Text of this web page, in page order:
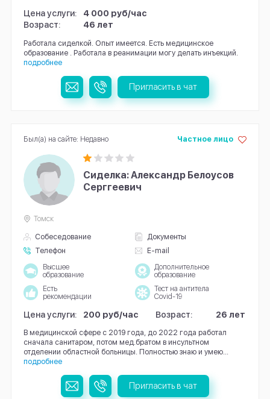
Цена услуги:
4 000 руб/час
Возраст:
46 лет
Работала сиделкой. Опыт имеется. Есть медицинское
образование . Работала в реанимации могу делать инъекций.
подробнее
Пригласить в чат
Сиделка: Александр Белоусов
Серггеевич
Собеседование
Документы
Телефон
E-mail
Частное лицо
Томск
Высшее
образование
Дополнительное
образование
Есть
рекомендации
Тест на антитела
Covid-19
Цена услуги: 200 руб/час Возраст: 26 лет
В медицинской сфере с 2019 года, до 2022 года работал
сначала санитаром, потом мед.братом в инсультном
отделении областной больницы. Полностью знаю и умею...
подробнее
Был(а) на сайте: Недавно
Пригласить в чат